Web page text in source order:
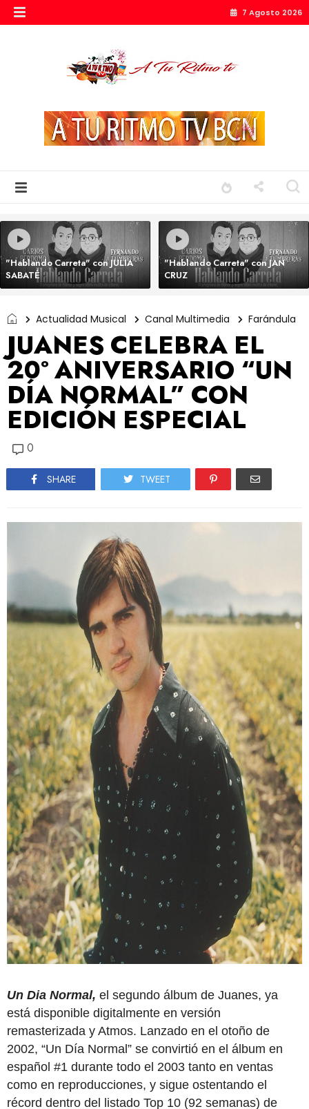
7 Agosto 2026
"Hablando Carreta" con JULIA
SABATÉ
"Hablando Carreta" con JAN
CRUZ
Actualidad Musical Canal Multimedia Farándula
JUANES CELEBRA EL
20º ANIVERSARIO “UN
DÍA NORMAL” CON
EDICIÓN ESPECIAL
0
SHARE TWEET
Un Dia Normal, el segundo álbum de Juanes, ya
está disponible digitalmente en versión
remasterizada y Atmos. Lanzado en el otoño de
2002, “Un Día Normal” se convirtió en el álbum en
español #1 durante todo el 2003 tanto en ventas
como en reproducciones, y sigue ostentando el
récord dentro del listado Top 10 (92 semanas) de